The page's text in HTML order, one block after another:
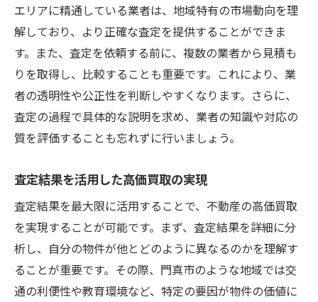
エリアに精通している業者は、地域特有の市場動向を理
解しており、より正確な査定を提供することができま
す。また、査定を依頼する前に、複数の業者から見積も
りを取得し、比較することも重要です。これにより、業
者の透明性や公正性を判断しやすくなります。さらに、
査定の過程で具体的な説明を求め、業者の知識や対応の
質を評価することも忘れずに行いましょう。
査定結果を活用した高価買取の実現
査定結果を最大限に活用することで、不動産の高価買取
を実現することが可能です。まず、査定結果を詳細に分
析し、自分の物件が他とどのように異なるのかを理解す
ることが重要です。その際、門真市のような地域では交
通の利便性や教育環境など、特定の要因が物件の価値に